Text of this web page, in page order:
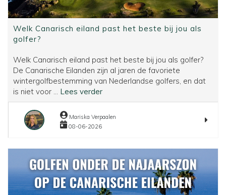
Welk Canarisch eiland past het beste bij jou als
golfer?
Welk Canarisch eiland past het beste bij jou als golfer?
De Canarische Eilanden zijn al jaren de favoriete
wintergolfbestemming van Nederlandse golfers, en dat
is niet voor ... Lees verderWelk
Canarisch
eiland
jou
als
golfer?
Mariska Verpaalen
08-06-2026